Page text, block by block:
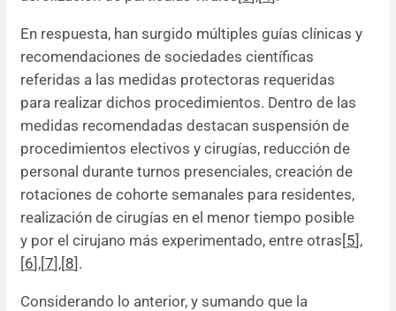
En respuesta, han surgido múltiples guías clínicas y
recomendaciones de sociedades científicas
referidas a las medidas protectoras requeridas
para realizar dichos procedimientos. Dentro de las
medidas recomendadas destacan suspensión de
procedimientos electivos y cirugías, reducción de
personal durante turnos presenciales, creación de
rotaciones de cohorte semanales para residentes,
realización de cirugías en el menor tiempo posible
y por el cirujano más experimentado, entre otras[5],
[6],[7],[8].
Considerando lo anterior, y sumando que la